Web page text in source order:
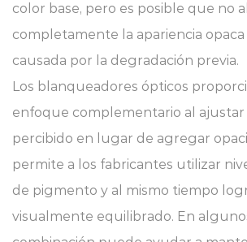
color base, pero es posible que no
completamente la apariencia
causada por la degradación previa.
Los blanqueadores ópticos
enfoque complementario al
percibido en lugar de agregar
permite a los fabricantes utilizar
de pigmento y al mismo tiempo
visualmente equilibrado. En